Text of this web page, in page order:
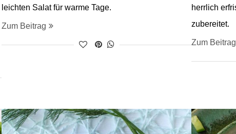
leichten Salat für warme Tage.
Zum Beitrag
herrlich
zubereitet.
Zum Beitrag